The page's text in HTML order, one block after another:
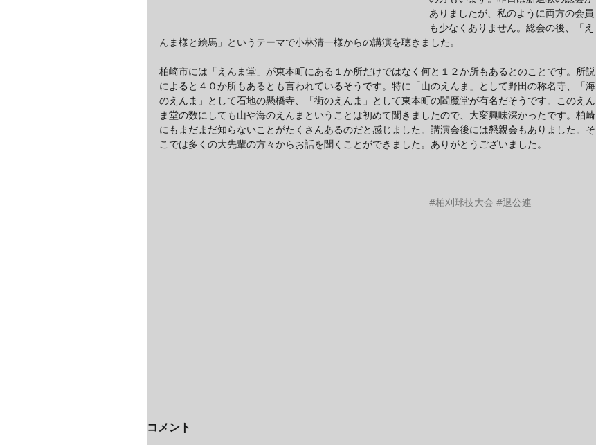
ありましたが、私のように両方の会員
も少なくありません。総会の後、「え
んま様と絵馬」というテーマで小林清一様からの講演を聴きました。
柏崎市には「えんま堂」が東本町にある１か所だけではなく何と１２か所もあるとのことです。所説
によると４０か所もあるとも言われているそうです。特に「山のえんま」として野田の称名寺、「海
のえんま」として石地の懸橋寺、「街のえんま」として東本町の閻魔堂が有名だそうです。このえん
ま堂の数にしても山や海のえんまということは初めて聞きましたので、大変興味深かったです。柏崎
にもまだまだ知らないことがたくさんあるのだと感じました。講演会後には懇親会もありました。そ
こでは多くの大先輩の方々からお話を聞くことができました。ありがとうございました。
#柏刈球技大会 #退公連
コメント